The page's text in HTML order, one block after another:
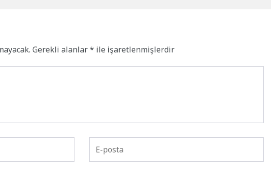
Gerekli alanlar* ile işaretlenmişlerdir